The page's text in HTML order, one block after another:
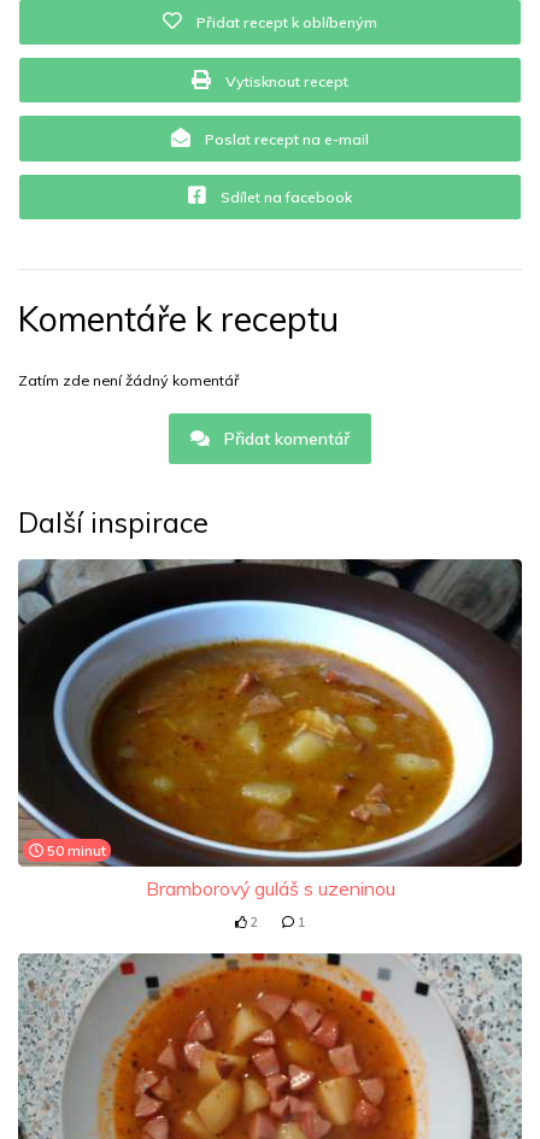
Přidat recept k oblíbeným
Vytisknout recept
Poslat recept na e-mail
Sdílet na facebook
Komentáře k receptu
Zatím zde není žádný komentář
Přidat komentář
Další inspirace
50 minut
Bramborový guláš s uzeninou
2 1